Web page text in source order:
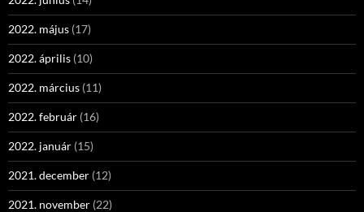
2022. május (17)
2022. április (10)
2022. március (11)
2022. február (16)
2022. január (15)
2021. december (12)
2021. november (22)